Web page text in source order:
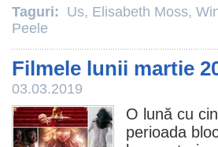
Taguri: Us, Elisabeth Moss,
Peele
Filmele lunii martie
03.03.2019
O lună cu
perioada